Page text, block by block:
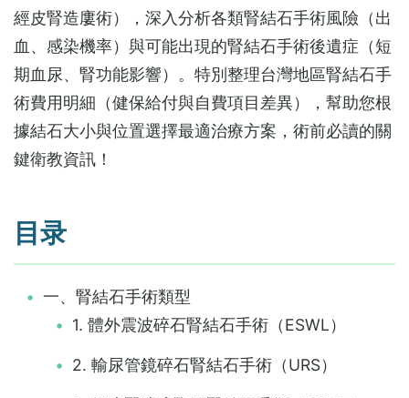
經皮腎造廔術），深入分析各類‌腎結石手術風險‌（出
血、感染機率）與可能出現的‌腎結石手術後遺症‌（短
期血尿、腎功能影響）。特別整理台灣地區‌腎結石手
術費用‌明細（健保給付與自費項目差異），幫助您根
據結石大小與位置選擇最適治療方案，術前必讀的關
鍵衛教資訊！
目录
一、腎結石手術類型
1. 體外震波碎石腎結石手術（ESWL）
2. 輸尿管鏡碎石腎結石手術（URS）